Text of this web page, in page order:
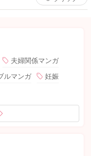
夫婦関係マンガ
ルマンガ
妊娠